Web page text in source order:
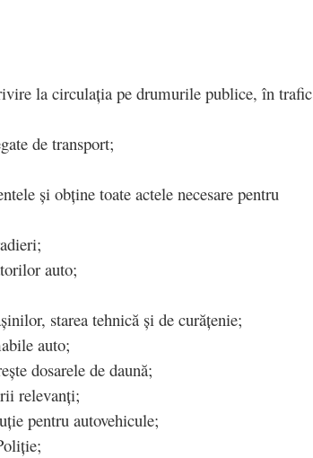
la circulația pe drumurile publice, în trafic
de transport;
și obține toate actele necesare pentru
auto;
starea tehnică și de curățenie;
auto;
dosarele de daună;
relevanți;
pentru autovehicule;